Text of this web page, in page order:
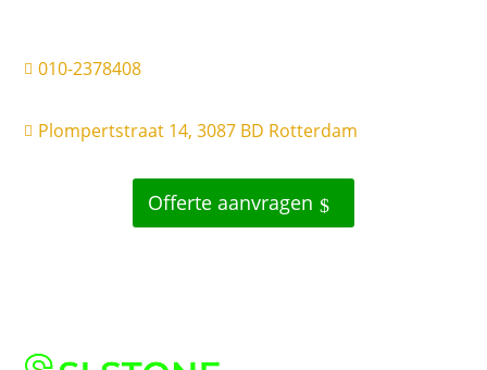
 010-2378408
 Plompertstraat 14, 3087 BD Rotterdam
Offerte aanvragen